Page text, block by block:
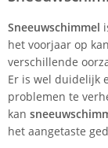
Sneeuwschimmel
het voorjaar op
verschillende
Er is wel duidelijk
problemen te
kan
het aangetaste